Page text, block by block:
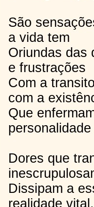
São
a vida tem
Oriundas das
e frustrações
Com a
com a
Que
Dores que
Dissipam a
realidade vital,